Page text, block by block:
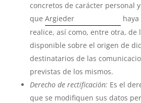
concretos de carácter personal
que Argieder
realice, así como, entre otra, de
disponible sobre el origen de
destinatarios de las
previstas de los mismos.
Derecho de rectificación: Es el
que se modifiquen sus datos